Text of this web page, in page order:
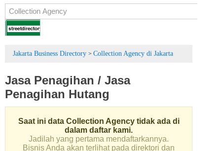
Jakarta Business Directory > Collection Agency di Jakarta
Jasa Penagihan / Jasa
Penagihan Hutang
Saat ini data Collection Agency tidak ada di
dalam daftar kami.
Jadilah yang pertama mendaftarkannya.
Bisnis Anda akan terlihat pada direktori dan